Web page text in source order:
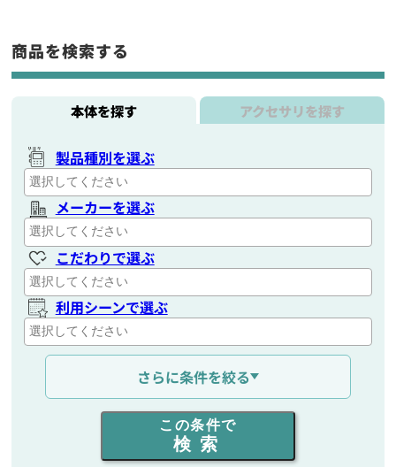
商品を検索する
本体を探す アクセサリを探す
製品種別を選ぶ
メーカーを選ぶ
こだわりで選ぶ
利用シーンで選ぶ
通信距離を選ぶ
出力を選ぶ
同時通話人数を選ぶ
さらに条件を絞る
この条件で
検索